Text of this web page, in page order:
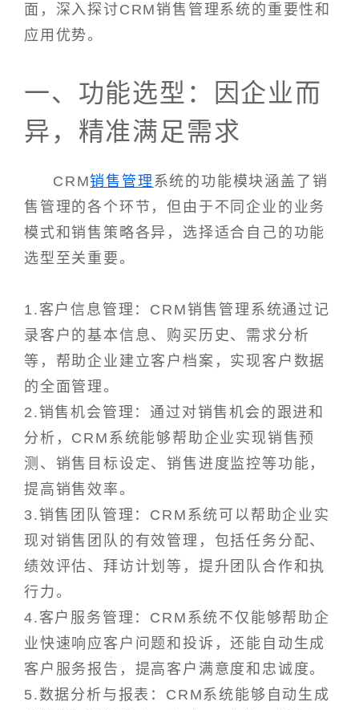
面，深入探讨CRM销售管理系统的重要性和
应用优势。
一、功能选型：因企业而
异，精准满足需求
CRM销售管理系统的功能模块涵盖了销
售管理的各个环节，但由于不同企业的业务
模式和销售策略各异，选择适合自己的功能
选型至关重要。
1.客户信息管理：CRM销售管理系统通过记
录客户的基本信息、购买历史、需求分析
等，帮助企业建立客户档案，实现客户数据
的全面管理。
2.销售机会管理：通过对销售机会的跟进和
分析，CRM系统能够帮助企业实现销售预
测、销售目标设定、销售进度监控等功能，
提高销售效率。
3.销售团队管理：CRM系统可以帮助企业实
现对销售团队的有效管理，包括任务分配、
绩效评估、拜访计划等，提升团队合作和执
行力。
4.客户服务管理：CRM系统不仅能够帮助企
业快速响应客户问题和投诉，还能自动生成
客户服务报告，提高客户满意度和忠诚度。
5.数据分析与报表：CRM系统能够自动生成